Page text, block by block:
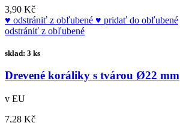
3,90 Kč
odstrániť z obľubené
pridať do obľubené
odstrániť z obľubené
sklad: 3 ks
Drevené koráliky s tvárou Ø22 mm
v EU
7,28 Kč